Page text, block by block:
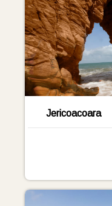
Jericoacoara